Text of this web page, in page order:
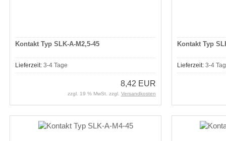
Kontakt Typ SLK-A-M2,5-45
Lieferzeit:3-4 Tage
8,42 EUR
zzgl. 19 % MwSt. zzgl. Versandkosten
Kontakt Typ
Lieferzeit: 3-4